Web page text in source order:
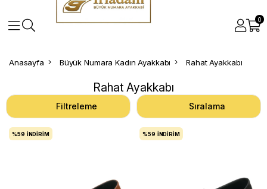
0
Anasayfa Büyük Numara Kadın Ayakkabı Rahat Ayakkabı
Rahat Ayakkabı
Filtreleme Sıralama
%59 İNDIRIM %59 İNDIRIM